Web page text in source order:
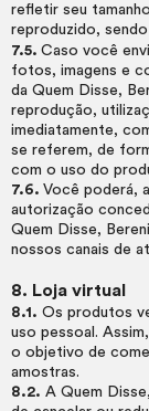
refletir seu
reproduzido,
7.5. Caso você
fotos, imagens e
da Quem Disse,
reprodução,
imediatamente,
se referem, de
com o uso do
7.6. Você poderá,
autorização
Quem Disse,
nossos canais de
8. Loja virtual
8.1. Os produtos
uso pessoal.
o objetivo de
amostras.
8.2. A Quem